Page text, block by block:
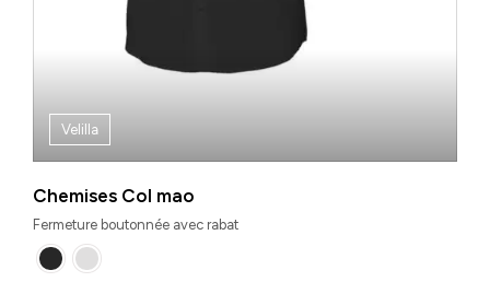
Velilla
Chemises Col mao
Fermeture boutonnée avec rabat